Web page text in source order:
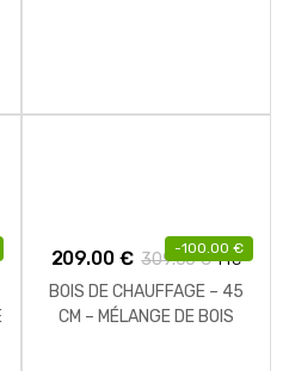
-100.00 €
209.00 € 309.00€ TTC
BOIS DE CHAUFFAGE – 45
CM – MÉLANGE DE BOIS